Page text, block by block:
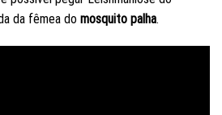
da fêmea do mosquito palha.